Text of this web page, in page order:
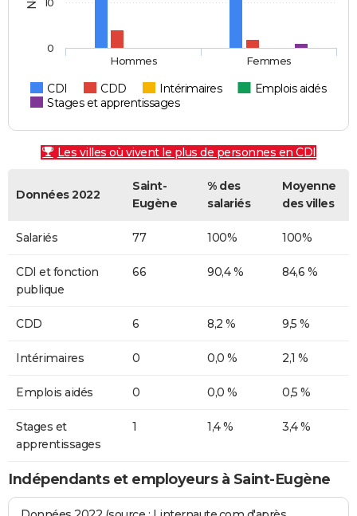
CDI CDD Intérimaires
Emplois aidés
Stages et apprentissages
Hommes Femmes
0
10
Les villes où vivent le plus de personnes en CDI
Données 2022
Saint-
Eugène
% des
salariés
Moyenne
des villes
Salariés 77 100% 100%
CDI et fonction
publique
66 90,4 % 84,6 %
CDD 6 8,2 % 9,5 %
Intérimaires 0 0,0 % 2,1 %
Emplois aidés 0 0,0 % 0,5 %
Stages et
apprentissages
1 1,4 % 3,4 %
Indépendants et employeurs à Saint-Eugène